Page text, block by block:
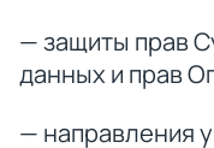
— защиты прав
данных и прав
— направления